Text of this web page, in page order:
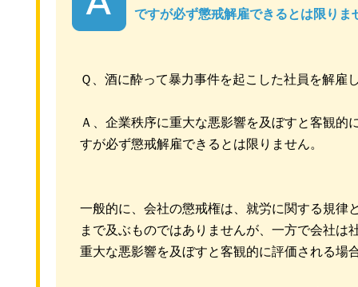
ですが必ず懲戒解雇できるとは限りま
Ｑ、酒に酔って暴力事件を起こした社員を解雇
Ａ、企業秩序に重大な悪影響を及ぼすと客観的
すが必ず懲戒解雇できるとは限りません。
一般的に、会社の懲戒権は、就労に関する規律
まで及ぶものではありませんが、一方で会社は
重大な悪影響を及ぼすと客観的に評価される場